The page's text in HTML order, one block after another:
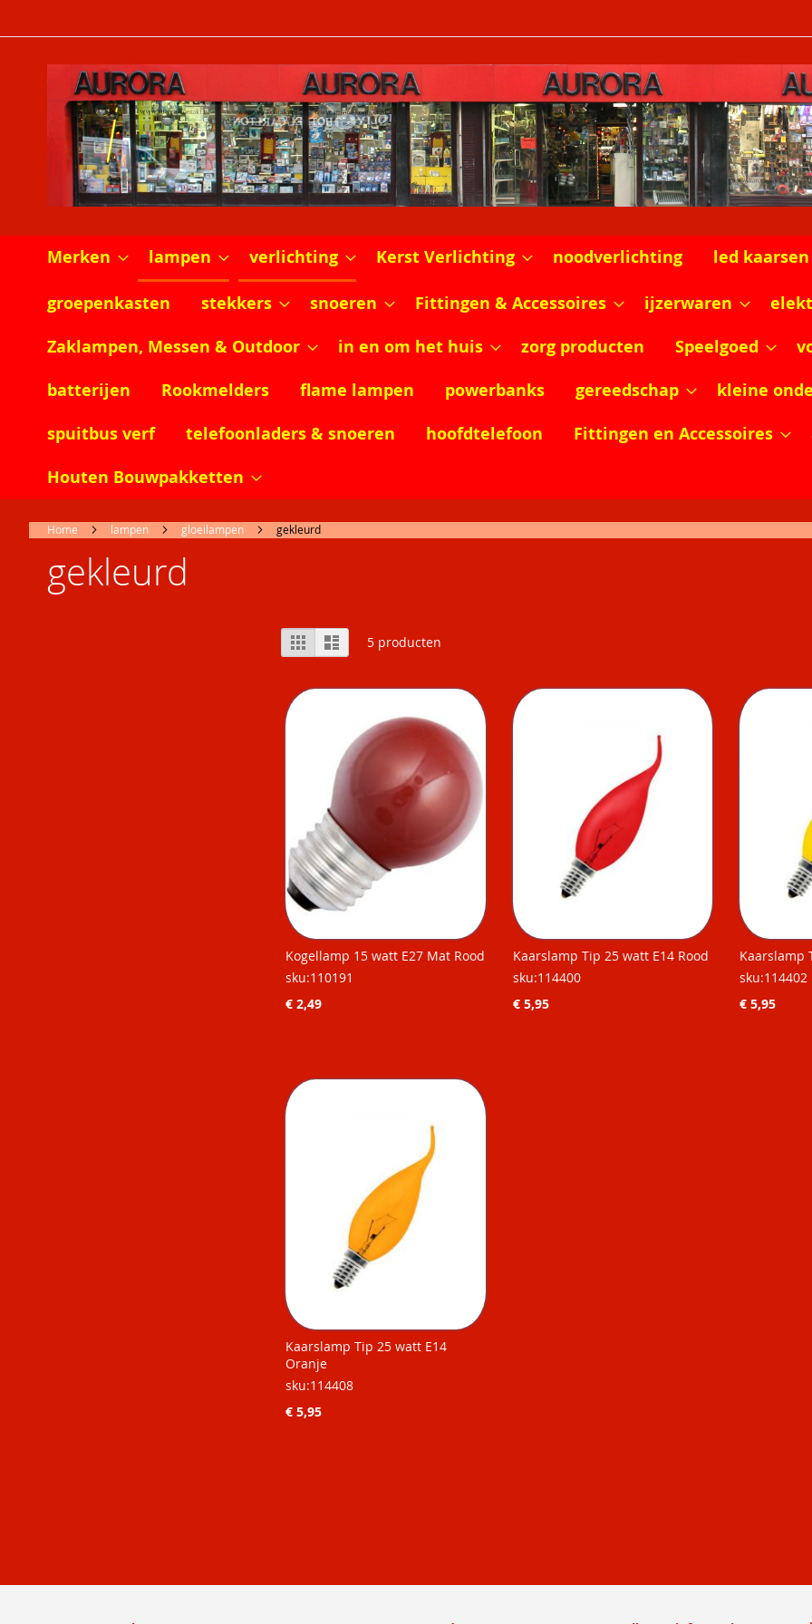
naar
inhoud
Merken lampen verlichting Kerst Verlichting noodverlichting led kaarsen
groepenkasten stekkers snoeren Fittingen & Accessoires ijzerwaren
Zaklampen, Messen & Outdoor
in en om het huis zorg producten Speelgoed
batterijen
Rookmelders flame lampen powerbanks gereedschap kleine
spuitbus verf
telefoonladers & snoeren hoofdtelefoon Fittingen en Accessoires
Houten Bouwpakketten
Home lampen gloeilampen gekleurd
gekleurd
Tonen
als
Foto-
tabel
Lijst 5 producten
Kogellamp 15 watt E27 Mat Rood
sku:110191
€ 2,49
Kaarslamp Tip 25 watt E14 Rood
sku:114400
€ 5,95
Kaarslamp
sku:114402
€ 5,95
Kaarslamp Tip 25 watt E14
Oranje
sku:114408
€ 5,95